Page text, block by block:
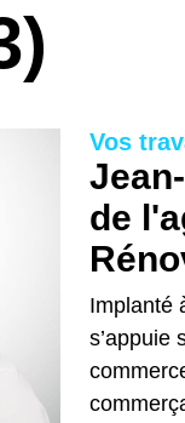
Vos
de
Implanté
s’appuie